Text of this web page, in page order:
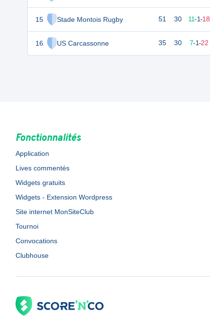
15 Stade Montois Rugby
16 US Carcassonne
51 30 11-1-18
35 30 7-1-22
Fonctionnalités
Application
Lives commentés
Widgets gratuits
Widgets - Extension Wordpress
Site internet MonSiteClub
Tournoi
Convocations
Clubhouse